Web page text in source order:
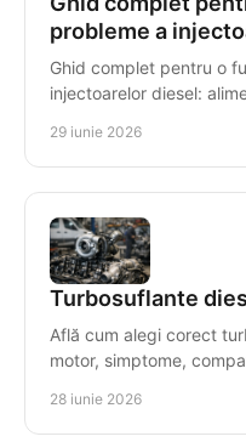
probleme a
Ghid complet pentru o
injectoarelor diesel:
29 iunie 2026
Turbosuflante
Află cum alegi corect
motor, simptome,
28 iunie 2026